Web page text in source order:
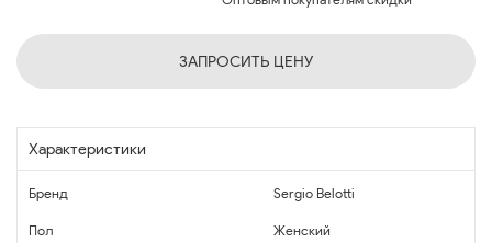
ЗАПРОСИТЬ ЦЕНУ
Характеристики
Бренд Sergio Belotti
Пол Женский